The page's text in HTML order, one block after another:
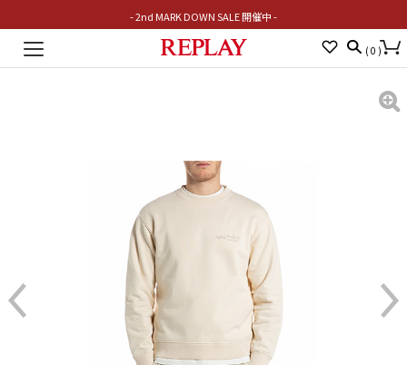
- 2nd MARK DOWN SALE 開催中 -
Toggle
( 0 )